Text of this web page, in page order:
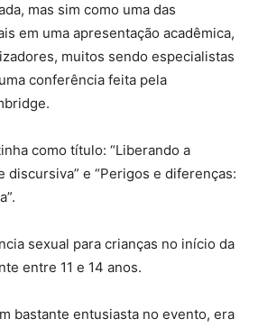
mas sim como uma das
em uma apresentação acadêmica,
muitos sendo especialistas
conferência feita pela
como título: “Liberando a
discursiva” e “Perigos e diferenças:
sexual para crianças no início da
entre 11 e 14 anos.
bastante entusiasta no evento, era